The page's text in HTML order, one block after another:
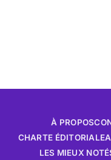
À PROPOS
CHARTE ÉDITORIALE
LES MIEUX